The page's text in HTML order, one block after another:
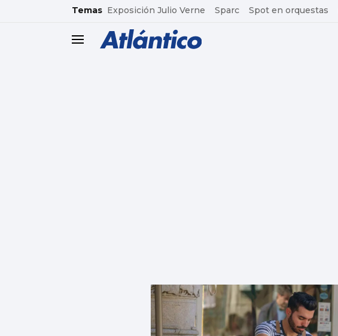
common.go-to-content
Temas Exposición Julio Verne Sparc Spot en orquestas
header.menu.open